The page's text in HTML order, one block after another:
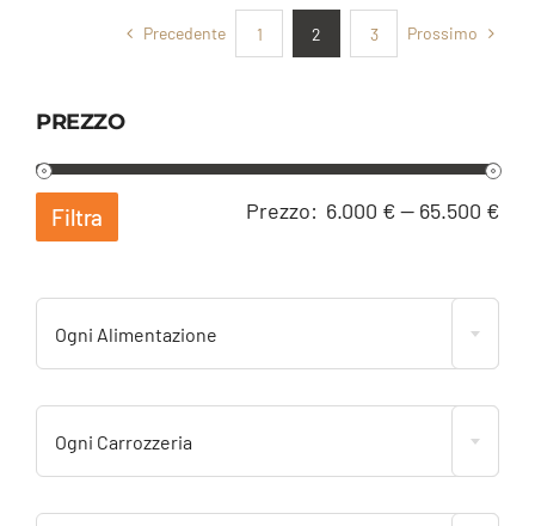
Precedente 1 2 3 Prossimo
PREZZO
Filtra Prezzo: 6.000 €— 65.500 €
Ogni Alimentazione
Ogni Carrozzeria